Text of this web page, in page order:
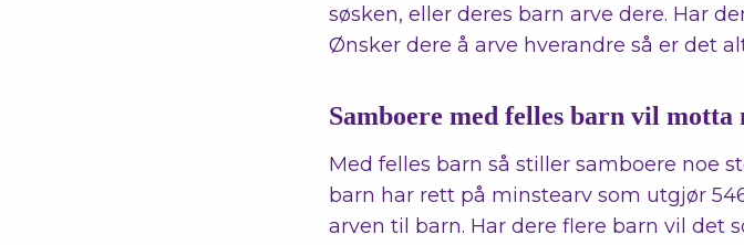
søsken, eller deres barn arve dere. Har
Ønsker dere å arve hverandre så er det
Samboere med felles barn vil motta
Med felles barn så stiller samboere noe
barn har rett på minstearv som utgjør
arven til barn. Har dere flere barn vil det